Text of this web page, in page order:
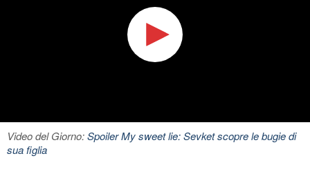
Video del Giorno:Spoiler My sweet lie: Sevket scopre le bugie di
sua figlia